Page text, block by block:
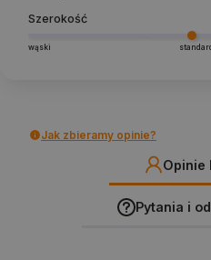
Szerokość
wąski
Jak zbieramy opinie?
Opinie
Pytania i